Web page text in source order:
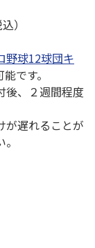
）
野球12球団キ
です。
、２週間程度
が遅れることが